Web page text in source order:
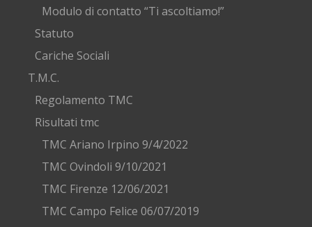
Modulo di contatto “Ti ascoltiamo!”
Statuto
Cariche Sociali
T.M.C.
Regolamento TMC
Risultati tmc
TMC Ariano Irpino 9/4/2022
TMC Ovindoli 9/10/2021
TMC Firenze 12/06/2021
TMC Campo Felice 06/07/2019